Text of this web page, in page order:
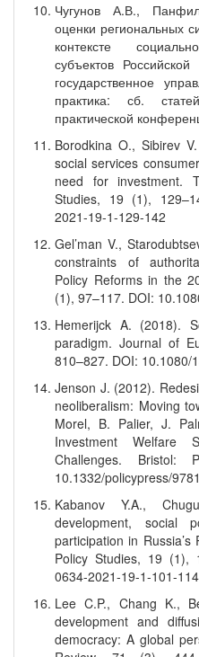
Чугунов А.В.,
оценки региональных
контексте
субъектов
государственное
практика: сб.
практической
Borodkina O., Sibirev
social services
need for investment.
Studies, 19 (1),
2021-19-1-129-142
Gel’man V.,
constraints of
Policy Reforms in the
(1), 97–117. DOI:
Hemerijck A. (2018).
paradigm. Journal of
810–827. DOI: 10.1080/
Jenson J. (2012).
neoliberalism: Moving
Morel, B. Palier, J.
Investment Welfare
Challenges. Bristol:
10.1332/policypress/
Kabanov Y.A.,
development, social
participation in
Policy Studies, 19 (1),
0634-2021-19-1-101-114
Lee C.P., Chang K.,
development and
democracy: A global